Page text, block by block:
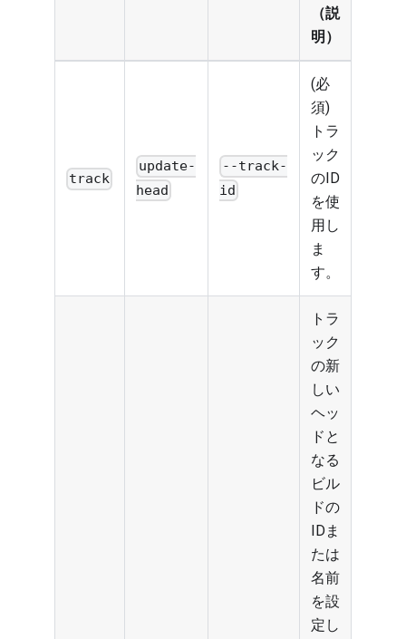
（説
明）
track
update-
head
--track-
id
(必
須)
トラ
ック
のID
を使
用し
ま
す。
トラ
ック
の新
しい
ヘッ
ドと
なる
ビル
ドの
IDま
たは
名前
を設
定し